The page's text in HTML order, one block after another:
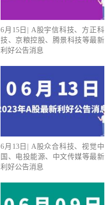
6月15日| A股宇信科技、方正科
技、京粮控股、腾景科技等最新
利好公告消息
6月13日| A股众合科技、视觉中
国、电投能源、中文传媒等最新
利好公告消息